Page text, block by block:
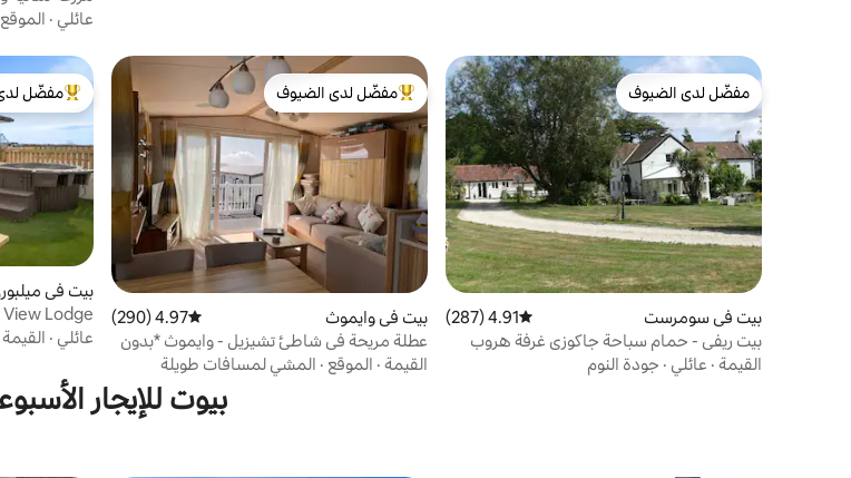
عائلي · الموقع
مفضّل لدى الضيوف
مفضّل لدى الضيوف
بيت في سومرست متوسط التقييم 4.91 من 5، 287 مراجعات
4.91 (287)
بيت ريفي - حمام سباحة جاكوزي غرفة هروب
كاريوكي
القيمة · عائلي · جودة النوم
من أبرز البيوت المفضّلة لدى الضيوف
مفضّل لدى الضيوف
بيت في وايموث متوسط التقييم 4.97 من 5، 290 مراجعات
4.97 (290)
عطلة مريحة في شاطئ تشيزيل - وايموث *بدون
رسوم!*
القيمة · الموقع · المشي لمسافات طويلة
من أبرز
مفضّل
بيت في
View Lodge
عائلي · القيمة
بيوت للإيجار